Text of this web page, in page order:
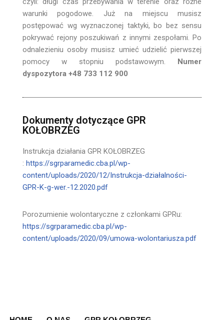
warunki pogodowe. Już na miejscu musisz
postępować wg wyznaczonej taktyki, bo bez sensu
pokrywać rejony poszukiwań z innymi zespołami. Po
odnalezieniu osoby musisz umieć udzielić pierwszej
pomocy w stopniu podstawowym. Numer
dyspozytora +48 733 112 900
Dokumenty dotyczące GPR
KOŁOBRZEG
Instrukcja działania GPR KOŁOBRZEG
: https://sgrparamedic.cba.pl/wp-
content/uploads/2020/12/Instrukcja-działalności-
GPR-K-g-wer.-12.2020.pdf
Porozumienie wolontaryczne z członkami GPRu:
https://sgrparamedic.cba.pl/wp-
content/uploads/2020/09/umowa-wolontariusza.pdf